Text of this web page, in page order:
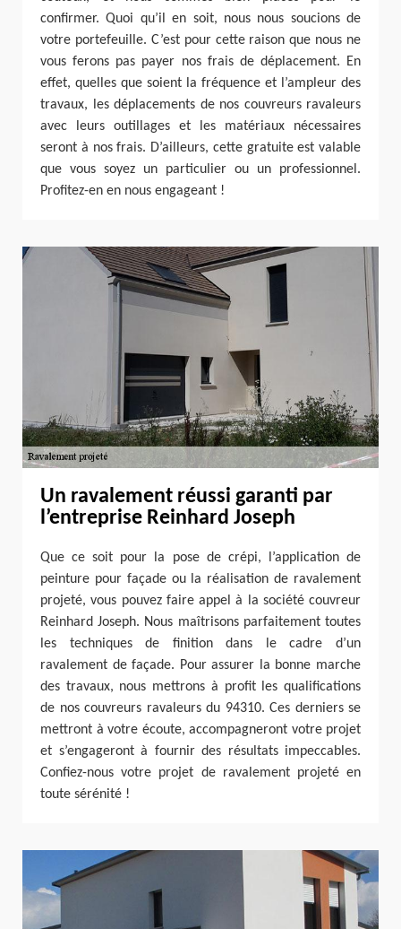
confirmer. Quoi qu’il en soit, nous nous soucions de
votre portefeuille. C’est pour cette raison que nous ne
vous ferons pas payer nos frais de déplacement. En
effet, quelles que soient la fréquence et l’ampleur des
travaux, les déplacements de nos couvreurs ravaleurs
avec leurs outillages et les matériaux nécessaires
seront à nos frais. D’ailleurs, cette gratuite est valable
que vous soyez un particulier ou un professionnel.
Profitez-en en nous engageant !
Un ravalement réussi garanti par
l’entreprise Reinhard Joseph
Que ce soit pour la pose de crépi, l’application de
peinture pour façade ou la réalisation de ravalement
projeté, vous pouvez faire appel à la société couvreur
Reinhard Joseph. Nous maîtrisons parfaitement toutes
les techniques de finition dans le cadre d’un
ravalement de façade. Pour assurer la bonne marche
des travaux, nous mettrons à profit les qualifications
de nos couvreurs ravaleurs du 94310. Ces derniers se
mettront à votre écoute, accompagneront votre projet
et s’engageront à fournir des résultats impeccables.
Confiez-nous votre projet de ravalement projeté en
toute sérénité !